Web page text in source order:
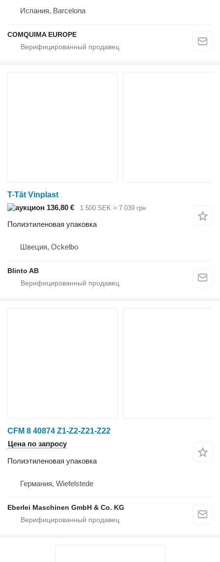
Испания, Barcelona
COMQUIMA EUROPE
T-Tät Vinplast
136,80 €
1 500 SEK ≈ 7 039 грн
Полиэтиленовая упаковка
Швеция, Ockelbo
Blinto AB
CFM 8 40874 Z1-Z2-Z21-Z22
Цена по запросу
Полиэтиленовая упаковка
Германия, Wiefelstede
Eberlei Maschinen GmbH & Co. KG